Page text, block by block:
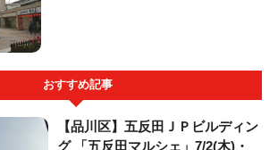
おすすめ記事
【品川区】五反田ＪＰビルディン
グ 「五反田マルシェ」7/2(木)・